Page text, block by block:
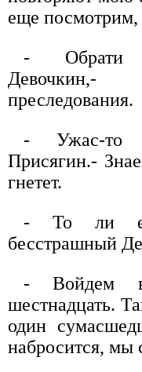
еще посмотрим,
- Обрати
преследования.
- Ужас-то
Присягин.-
гнетет.
- То ли
бесстрашный
- Войдем
шестнадцать.
один
набросится, мы